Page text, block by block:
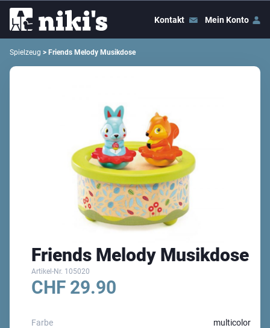
Kontakt Mein Konto
Spielzeug > Friends Melody Musikdose
Friends Melody Musikdose
Artikel-Nr. 105020
CHF 29.90
Farbe
multicolor